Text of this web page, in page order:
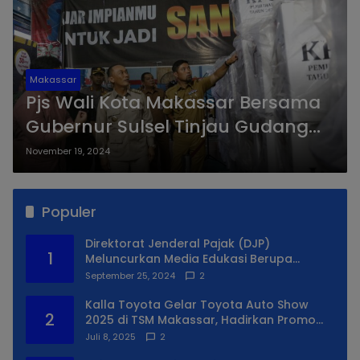
Makassar
Pjs Wali Kota Makassar Bersama
Gubernur Sulsel Tinjau Gudang
Logistik KPU
November 19, 2024
Populer
1
Direktorat Jenderal Pajak (DJP)
Meluncurkan Media Edukasi Berupa
Simulator Coretax
September 25, 2024 2
2
Kalla Toyota Gelar Toyota Auto Show
2025 di TSM Makassar, Hadirkan Promo
Spesial
Juli 8, 2025 2